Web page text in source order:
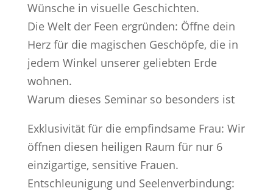
Wünsche in visuelle Geschichten.
Die Welt der Feen ergründen: Öffne dein
Herz für die magischen Geschöpfe, die in
jedem Winkel unserer geliebten Erde
wohnen.
Warum dieses Seminar so besonders ist
Exklusivität für die empfindsame Frau: Wir
öffnen diesen heiligen Raum für nur 6
einzigartige, sensitive Frauen.
Entschleunigung und Seelenverbindung: